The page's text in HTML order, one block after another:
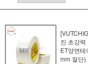
진 초강력
ET양면테
mm 절단)